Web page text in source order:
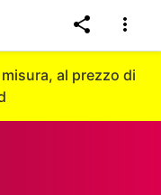
al prezzo di